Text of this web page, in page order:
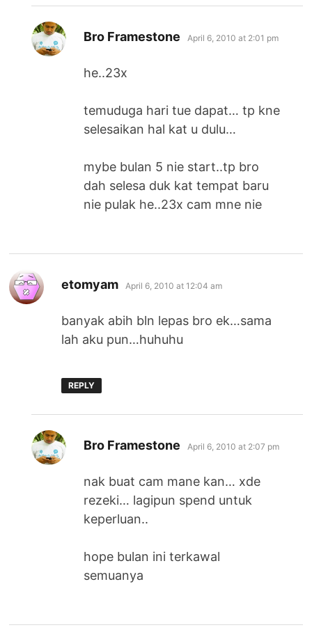
Bro Framestone says:
April 6, 2010 at 2:01 pm
he..23x
temuduga hari tue dapat… tp kne
selesaikan hal kat u dulu…
mybe bulan 5 nie start..tp bro
dah selesa duk kat tempat baru
nie pulak he..23x cam mne nie
etomyam says:
April 6, 2010 at 12:04 am
banyak abih bln lepas bro ek…sama
lah aku pun…huhuhu
REPLY
Bro Framestone says:
April 6, 2010 at 2:07 pm
nak buat cam mane kan… xde
rezeki… lagipun spend untuk
keperluan..
hope bulan ini terkawal
semuanya